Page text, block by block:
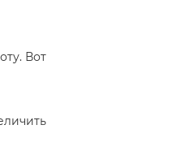
Вот